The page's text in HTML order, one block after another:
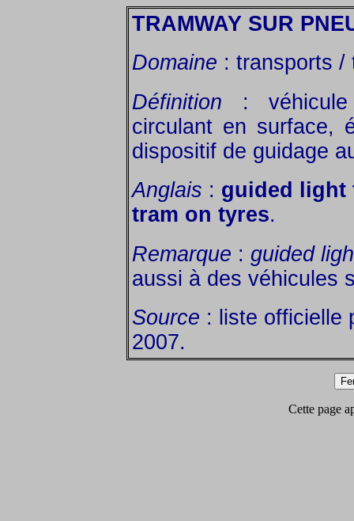
TRAMWAY SUR
Domaine : transports /
Définition : véhicule
circulant en surface,
dispositif de guidage
Anglais : guided light
tram on tyres.
Remarque : guided
aussi à des véhicules
Source : liste officielle
2007.
Cette page